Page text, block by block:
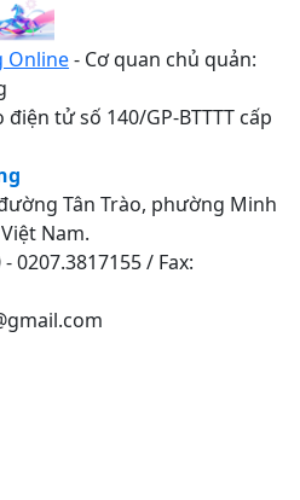
Online- Cơ quan chủ quản:
tử số 140/GP-BTTTT cấp
Tân Trào, phường Minh
Nam.
0207.3817155 / Fax: